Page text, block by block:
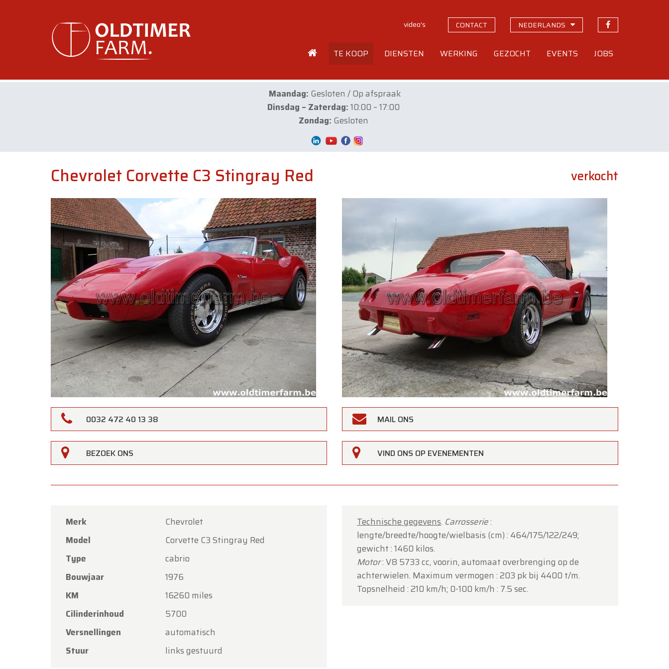
video's CONTACT NEDERLANDS
TE KOOP DIENSTEN WERKING GEZOCHT EVENTS JOBS
Maandag: Gesloten / Op afspraak
Dinsdag – Zaterdag:10:00 – 17:00
Zondag: Gesloten
Chevrolet Corvette C3 Stingray Red verkocht
0032 472 40 13 38 MAIL ONS
BEZOEK ONS VIND ONS OP EVENEMENTEN
Merk
Chevrolet
Model
Corvette C3 Stingray Red
Type
cabrio
Bouwjaar
1976
KM
16260 miles
Cilinderinhoud
5700
Versnellingen
automatisch
Stuur
links gestuurd
Technische gegevens. Carrosserie:
lengte/breedte/hoogte/wielbasis (cm) : 464/175/122/249;
gewicht : 1460 kilos.
Motor: V8 5733 cc, voorin, automaat overbrenging op de
achterwielen. Maximum vermogen : 203 pk bij 4400 t/m.
Topsnelheid : 210 km/h; 0-100 km/h : 7.5 sec.